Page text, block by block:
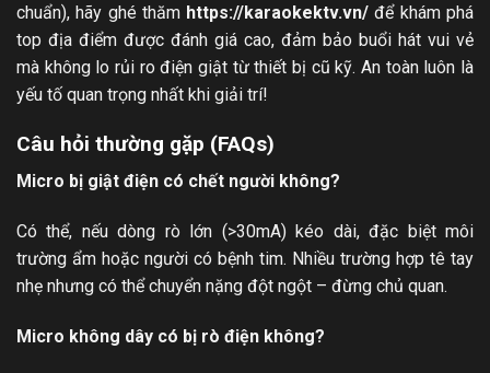
chuẩn), hãy ghé thăm https://karaokektv.vn/ để khám phá
top địa điểm được đánh giá cao, đảm bảo buổi hát vui vẻ
mà không lo rủi ro điện giật từ thiết bị cũ kỹ. An toàn luôn là
yếu tố quan trọng nhất khi giải trí!
Câu hỏi thường gặp (FAQs)
Micro bị giật điện có chết người không?
Có thể, nếu dòng rò lớn (>30mA) kéo dài, đặc biệt môi
trường ẩm hoặc người có bệnh tim. Nhiều trường hợp tê tay
nhẹ nhưng có thể chuyển nặng đột ngột – đừng chủ quan.
Micro không dây có bị rò điện không?